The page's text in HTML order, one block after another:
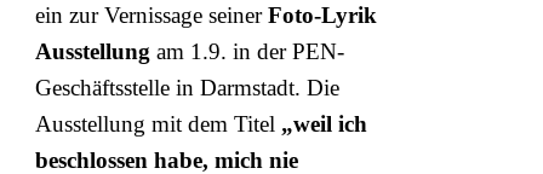
ein zur Vernissage seinerFoto-Lyrik
Ausstellung am 1.9. in der PEN-
Geschäftsstelle in Darmstadt. Die
Ausstellung mit dem Titel „weil ich
beschlossen habe, mich nie